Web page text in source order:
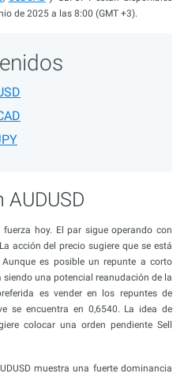
de 2025 a las 8:00 (GMT +3).
fuerza hoy. El par sigue operando con
acción del precio sugiere que se está
es posible un repunte a corto
una potencial reanudación de la
es vender en los repuntes de
se encuentra en 0,6540. La idea de
colocar una orden pendiente Sell
muestra una fuerte dominancia